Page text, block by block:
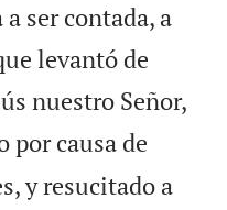
ser contada, a
levantó de
nuestro Señor,
por causa de
y resucitado a